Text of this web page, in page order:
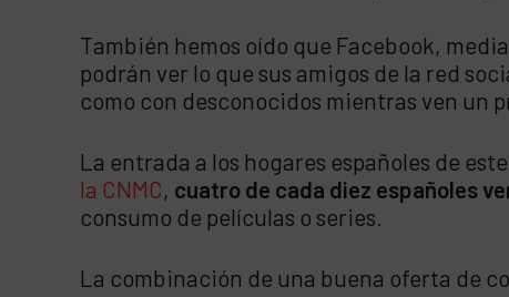
También hemos oído que Facebook,
podrán ver lo que sus amigos de la red
como con desconocidos mientras ven un
La entrada a los hogares españoles de
la CNMC, cuatro de cada diez españoles
consumo de películas o series.
La combinación de una buena oferta de